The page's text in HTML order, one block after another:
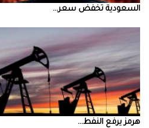
السعودية‭ ‬تخفض‭ ‬سعر‭ ...
‮‬هرمز‮‬‭ ‬يرفع‭ ‬النفط‭ ...